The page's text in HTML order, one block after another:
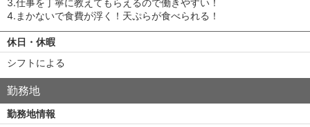
4.まかないで食費が浮く！天ぷらが食べられる！
休日・休暇
シフトによる
勤務地
勤務地情報